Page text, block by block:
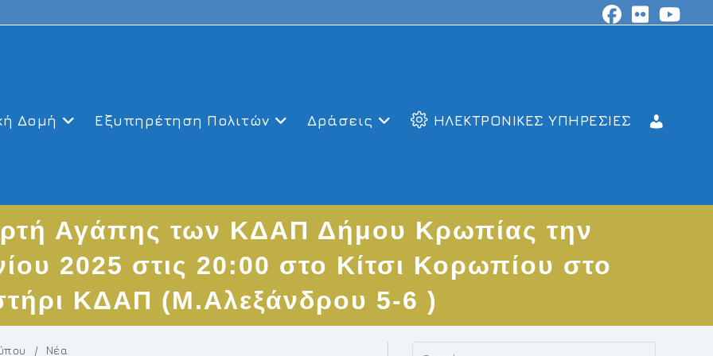
Δομή Εξυπηρέτηση Πολιτών Δράσεις ΗΛΕΚΤΡΟΝΙΚΕΣ ΥΠΗΡΕΣΙΕΣ
Αγάπης των ΚΔΑΠ Δήμου Κρωπίας την
2025 στις 20:00 στο Κίτσι Κορωπίου στο
ΚΔΑΠ (Μ.Αλεξάνδρου 5-6 )
/ Νέα